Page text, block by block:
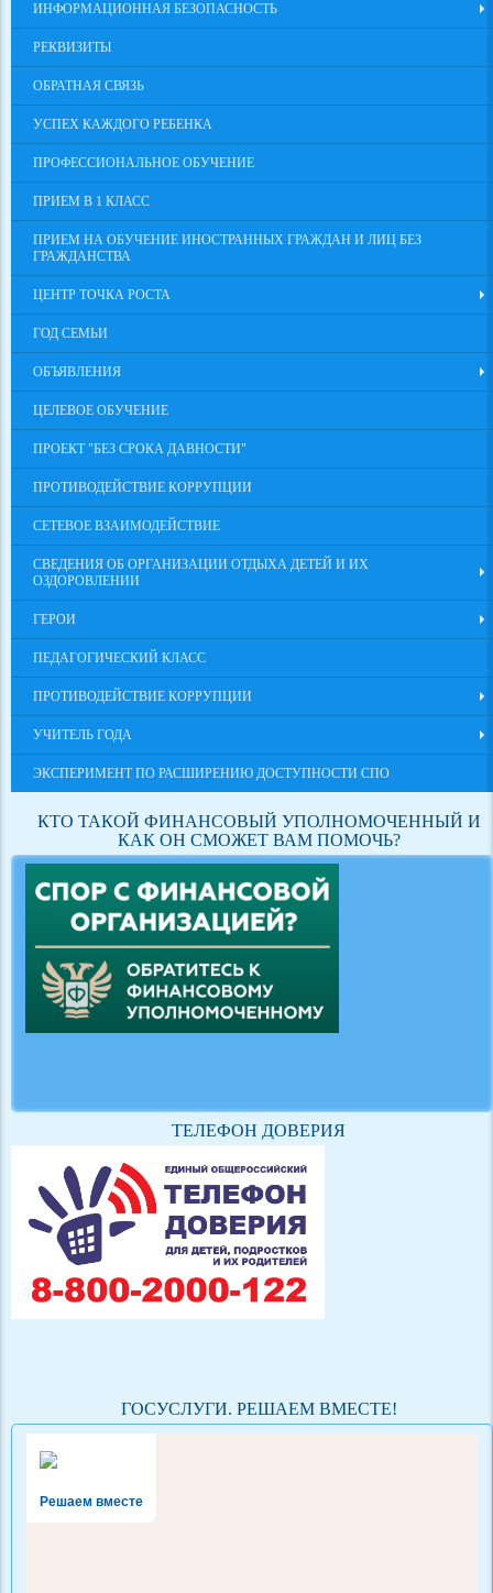
ИНФОРМАЦИОННАЯ БЕЗОПАСНОСТЬ
РЕКВИЗИТЫ
ОБРАТНАЯ СВЯЗЬ
УСПЕХ КАЖДОГО РЕБЕНКА
ПРОФЕССИОНАЛЬНОЕ ОБУЧЕНИЕ
ПРИЕМ В 1 КЛАСС
ПРИЕМ НА ОБУЧЕНИЕ ИНОСТРАННЫХ ГРАЖДАН И ЛИЦ БЕЗ
ГРАЖДАНСТВА
ЦЕНТР ТОЧКА РОСТА
ГОД СЕМЬИ
ОБЪЯВЛЕНИЯ
ЦЕЛЕВОЕ ОБУЧЕНИЕ
ПРОЕКТ "БЕЗ СРОКА ДАВНОСТИ"
ПРОТИВОДЕЙСТВИЕ КОРРУПЦИИ
СЕТЕВОЕ ВЗАИМОДЕЙСТВИЕ
СВЕДЕНИЯ ОБ ОРГАНИЗАЦИИ ОТДЫХА ДЕТЕЙ И ИХ
ОЗДОРОВЛЕНИИ
ГЕРОИ
ПЕДАГОГИЧЕСКИЙ КЛАСС
ПРОТИВОДЕЙСТВИЕ КОРРУПЦИИ
УЧИТЕЛЬ ГОДА
ЭКСПЕРИМЕНТ ПО РАСШИРЕНИЮ ДОСТУПНОСТИ СПО
КТО ТАКОЙ ФИНАНСОВЫЙ УПОЛНОМОЧЕННЫЙ И
КАК ОН СМОЖЕТ ВАМ ПОМОЧЬ?
ТЕЛЕФОН ДОВЕРИЯ
ГОСУСЛУГИ. РЕШАЕМ ВМЕСТЕ!
Решаем вместе